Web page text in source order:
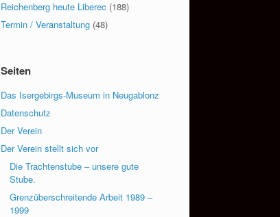
Reichenberg heute Liberec (188)
Termin / Veranstaltung (48)
Seiten
Das Isergebirgs-Museum in Neugablonz
Datenschutz
Der Verein
Der Verein stellt sich vor
Die Trachtenstube – unsere gute
Stube.
Grenzüberschreitende Arbeit 1989 –
1999